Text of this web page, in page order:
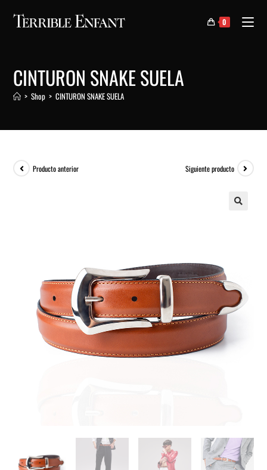
0
CINTURON SNAKE SUELA
> Shop > CINTURON SNAKE SUELA
Producto anterior Siguiente producto